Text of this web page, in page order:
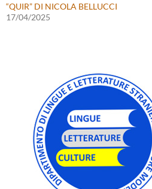
“QUIR” DI NICOLA BELLUCCI
17/04/2025